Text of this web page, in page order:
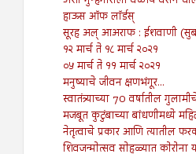
हाऊस ऑफ लॉर्डस्
सूरह अल् आअराफ : ईशवाणी
१२ मार्च ते १८ मार्च २०२१
०५ मार्च ते ११ मार्च २०२१
मनुष्याचे जीवन क्षणभंगूर...
स्वातंत्र्याच्या 70 वर्षातील
मजबूत कुटुंबाच्या बांधणीमध्ये
नेतृत्वाचे प्रकार आणि त्यातील
शिवजन्मोत्सव सोहळ्यात कोरोना